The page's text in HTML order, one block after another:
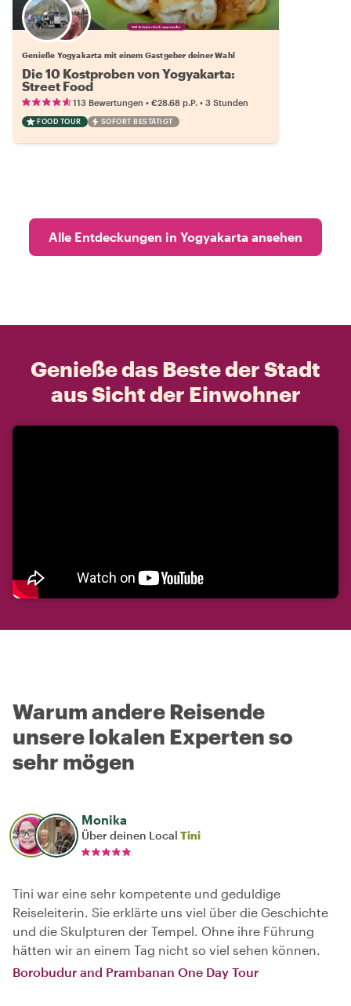
Wähle deinen Lieblingsgastgeber
Genieße Yogyakarta mit einem Gastgeber deiner Wahl
Die 10 Kostproben von Yogyakarta:
Street Food
113 Bewertungen • €28.68 p.P. • 3 Stunden
FOOD TOUR SOFORT BESTÄTIGT
Alle Entdeckungen in Yogyakarta ansehen
Genieße das Beste der Stadt
aus Sicht der Einwohner
Warum andere Reisende
unsere lokalen Experten so
sehr mögen
Monika
Über deinen Local Tini
Tini war eine sehr kompetente und geduldige
Reiseleiterin. Sie erklärte uns viel über die Geschichte
und die Skulpturen der Tempel. Ohne ihre Führung
hätten wir an einem Tag nicht so viel sehen können.
Borobudur and Prambanan One Day Tour